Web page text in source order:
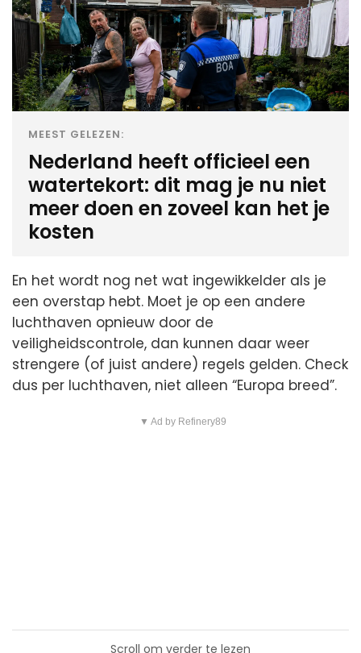
MEEST GELEZEN:
Nederland heeft officieel een
watertekort: dit mag je nu niet
meer doen en zoveel kan het je
kosten
En het wordt nog net wat ingewikkelder als je
een overstap hebt. Moet je op een andere
luchthaven opnieuw door de
veiligheidscontrole, dan kunnen daar weer
strengere (of juist andere) regels gelden. Check
dus per luchthaven, niet alleen “Europa breed”.
▼ Ad by Refinery89
Scroll om verder te lezen